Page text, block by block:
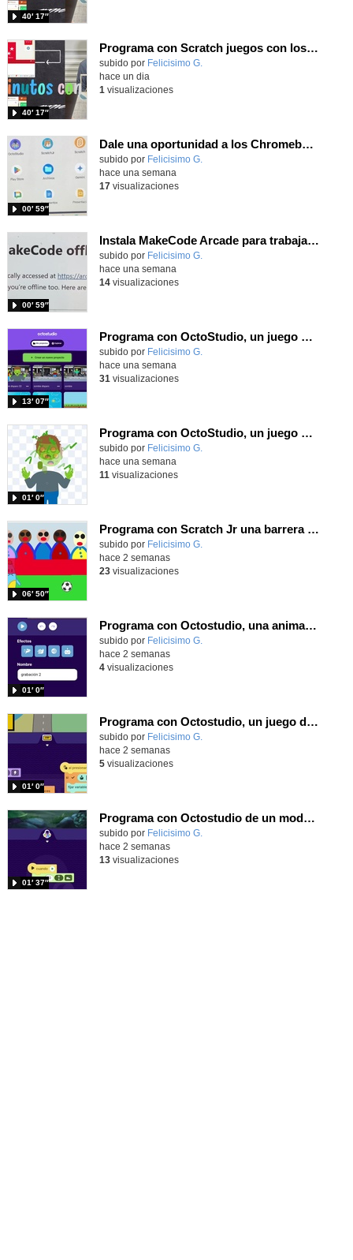
40′ 17″
Programa con Scratch juegos con los partidos del mundial 2026 ganados por España
Contenido educativo.
subido por Felicisimo G.
40′ 17″
hace un dia
1 visualizaciones
Dale una oportunidad a los Chromebooks y utiliza un proyector para realizar talleres si no tienes pantallas táctiles
Contenido educativo.
subido por Felicisimo G.
00′ 59″
hace una semana
17visualizaciones
Instala MakeCode Arcade para trabajar offline en tu tablet, ordenador, Chromebook
Contenido educativo.
subido por Felicisimo G.
00′ 59″
hace una semana
14visualizaciones
Programa con OctoStudio, un juego de disparos contra Zombies con un cargador basado en el House of the dead
Contenido educativo.
subido por Felicisimo G.
13′ 07″
hace una semana
31 visualizaciones
Programa con OctoStudio, un juego homenajeando al House of the dead con Zombies
Contenido educativo.
subido por Felicisimo G.
01′ 0″
hace una semana
11 visualizaciones
Programa con Scratch Jr una barrera que se desplaza para dar sensación de movimiento
Contenido educativo.
subido por Felicisimo G.
06′ 50″
hace 2 semanas
23visualizaciones
Programa con Octostudio, una animación utilizando la cámara para una foto y audio y texto para comunicar.
Contenido educativo.
subido por Felicisimo G.
01′ 0″
hace 2 semanas
4visualizaciones
Programa con Octostudio, un juego de Educación Víal cruzando un paso de cebra.
Contenido educativo.
subido por Felicisimo G.
01′ 0″
hace 2 semanas
5visualizaciones
Programa con Octostudio de un modo sencillo, offline y gratuito
Contenido educativo.
subido por Felicisimo G.
01′ 37″
hace 2 semanas
13visualizaciones